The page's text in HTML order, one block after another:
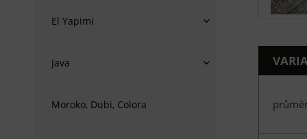
El Yapimi
Java
Moroko, Dubi, Colora